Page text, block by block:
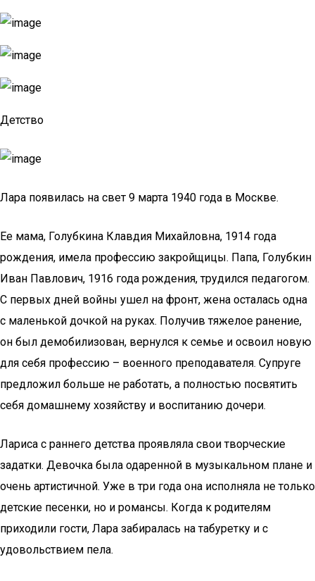
Детство
Лара появилась на свет 9 марта 1940 года в Москве.
Ее мама, Голубкина Клавдия Михайловна, 1914 года
рождения, имела профессию закройщицы. Папа, Голубкин
Иван Павлович, 1916 года рождения, трудился педагогом.
С первых дней войны ушел на фронт, жена осталась одна
с маленькой дочкой на руках. Получив тяжелое ранение,
он был демобилизован, вернулся к семье и освоил новую
для себя профессию – военного преподавателя. Супруге
предложил больше не работать, а полностью посвятить
себя домашнему хозяйству и воспитанию дочери.
Лариса с раннего детства проявляла свои творческие
задатки. Девочка была одаренной в музыкальном плане и
очень артистичной. Уже в три года она исполняла не только
детские песенки, но и романсы. Когда к родителям
приходили гости, Лара забиралась на табуретку и с
удовольствием пела.